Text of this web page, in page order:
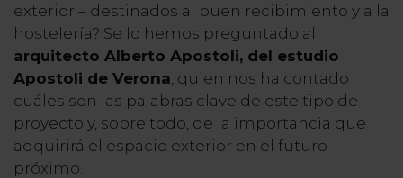
exterior – destinados al buen recibimiento y a la
hostelería? Se lo hemos preguntado al
arquitecto Alberto Apostoli, del estudio
Apostoli de Verona , quien nos ha contado
cuáles son las palabras clave de este tipo de
proyecto y, sobre todo, de la importancia que
adquirirá el espacio exterior en el futuro
próximo.